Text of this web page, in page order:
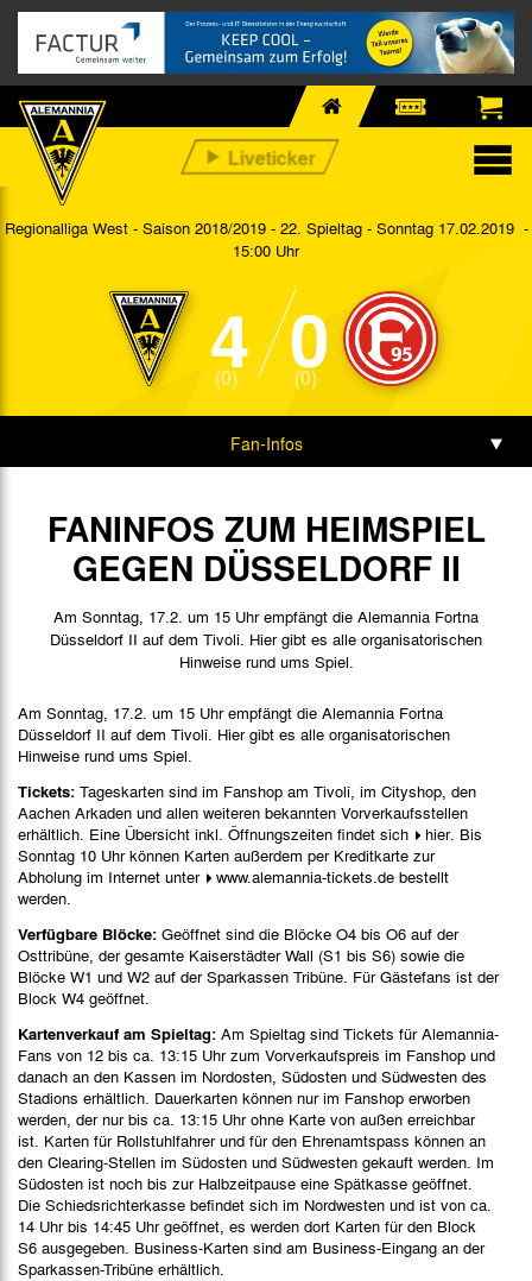
Regionalliga West - Saison 2018/2019 - 22. Spieltag - Sonntag 17.02.2019 -
15:00 Uhr
4
(0) 0
(0)
Fan-Infos
Spieldaten
Spielbericht
FANINFOS ZUM HEIMSPIEL
GEGEN DÜSSELDORF II
Am Sonntag, 17.2. um 15 Uhr empfängt die Alemannia Fortna
Düsseldorf II auf dem Tivoli. Hier gibt es alle organisatorischen
Hinweise rund ums Spiel.
Am Sonntag, 17.2. um 15 Uhr empfängt die Alemannia Fortna
Düsseldorf II auf dem Tivoli. Hier gibt es alle organisatorischen
Hinweise rund ums Spiel.
Tickets: Tageskarten sind im Fanshop am Tivoli, im Cityshop, den
Aachen Arkaden und allen weiteren bekannten Vorverkaufsstellen
erhältlich. Eine Übersicht inkl. Öffnungszeiten findet sich
hier. Bis
Sonntag 10 Uhr können Karten außerdem per Kreditkarte zur
Abholung im Internet unter
www.alemannia-tickets.de bestellt
werden.
Verfügbare Blöcke: Geöffnet sind die Blöcke O4 bis O6 auf der
Osttribüne, der gesamte Kaiserstädter Wall (S1 bis S6) sowie die
Blöcke W1 und W2 auf der Sparkassen Tribüne. Für Gästefans ist der
Block W4 geöffnet.
Kartenverkauf am Spieltag: Am Spieltag sind Tickets für Alemannia-
Fans von 12 bis ca. 13:15 Uhr zum Vorverkaufspreis im Fanshop und
danach an den Kassen im Nordosten, Südosten und Südwesten des
Stadions erhältlich. Dauerkarten können nur im Fanshop erworben
werden, der nur bis ca. 13:15 Uhr ohne Karte von außen erreichbar
ist. Karten für Rollstuhlfahrer und für den Ehrenamtspass können an
den Clearing-Stellen im Südosten und Südwesten gekauft werden. Im
Südosten ist noch bis zur Halbzeitpause eine Spätkasse geöffnet.
Die Schiedsrichterkasse befindet sich im Nordwesten und ist von ca.
14 Uhr bis 14:45 Uhr geöffnet, es werden dort Karten für den Block
S6 ausgegeben. Business-Karten sind am Business-Eingang an der
Sparkassen-Tribüne erhältlich.